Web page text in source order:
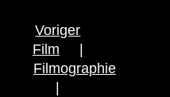
Voriger
Film
Filmographie